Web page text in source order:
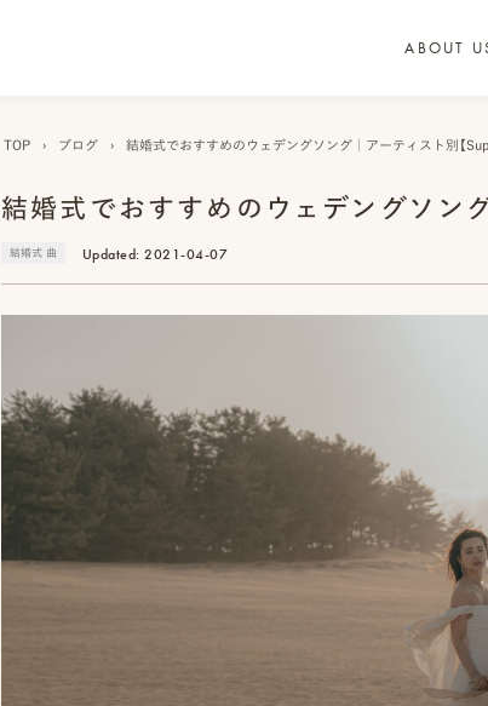
ABOUT
TOP › ブログ › 結婚式でおすすめのウェデングソング｜アーティスト別【
結婚式でおすすめのウェデングソン
結婚式 曲 Updated:2021-04-07